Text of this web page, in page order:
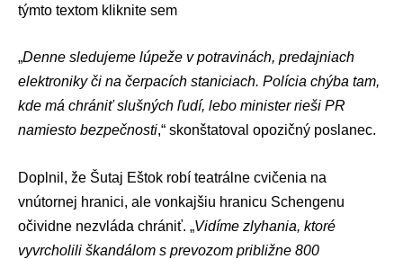
týmto textom kliknite sem
„Denne sledujeme lúpeže v potravinách, predajniach
elektroniky či na čerpacích staniciach. Polícia chýba tam,
kde má chrániť slušných ľudí, lebo minister rieši PR
namiesto bezpečnosti,“ skonštatoval opozičný poslanec.
Doplnil, že Šutaj Eštok robí teatrálne cvičenia na
vnútornej hranici, ale vonkajšiu hranicu Schengenu
očividne nezvláda chrániť. „Vidíme zlyhania, ktoré
vyvrcholili škandálom s prevozom približne 800